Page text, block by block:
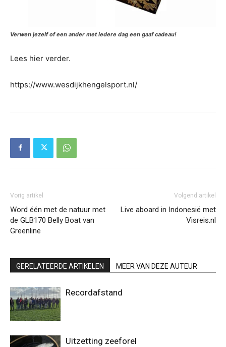
Verwen jezelf of een ander met iedere dag een gaaf cadeau!
Lees hier verder.
https://www.wesdijkhengelsport.nl/
Vorig artikel
Word één met de natuur met
de GLB170 Belly Boat van
Greenline
Volgend artikel
Live aboard in Indonesië met
Visreis.nl
GERELATEERDE ARTIKELEN MEER VAN DEZE AUTEUR
Recordafstand
Uitzetting zeeforel